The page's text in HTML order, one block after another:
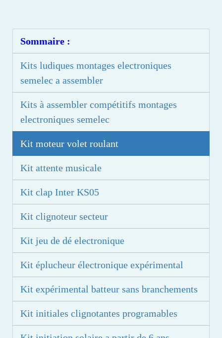
Sommaire :
Kits ludiques montages electroniques
semelec a assembler
Kits à assembler compétitifs montages
electroniques semelec
Kit moteur volet roulant
Kit attente musicale
Kit clap Inter KS05
Kit clignoteur secteur
Kit jeu de dé electronique
Kit éplucheur électronique expérimental
Kit expérimental batteur sans branchements
Kit initiales clignotantes programables